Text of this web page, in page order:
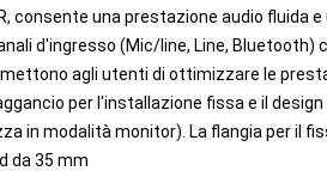
consente una prestazione audio
d'ingresso (Mic/line, Line,
agli utenti di ottimizzare le
per l'installazione fissa e il
in modalità monitor). La flangia per il
da 35 mm